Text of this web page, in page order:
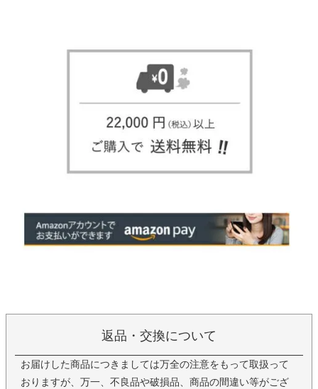
返品・交換について
お届けした商品につきましては万全の注意をもって取扱って
おりますが、万一、不良品や破損品、商品の間違い等がござ